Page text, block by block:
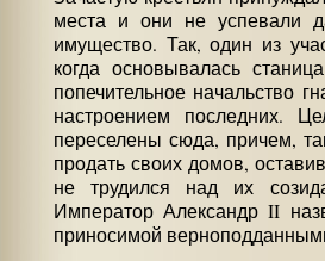
места и они не успевали
имущество. Так, один из
когда основывалась
попечительное начальство
настроением последних.
переселены сюда, причем,
продать своих домов,
не трудился над их
Император Александр II
приносимой